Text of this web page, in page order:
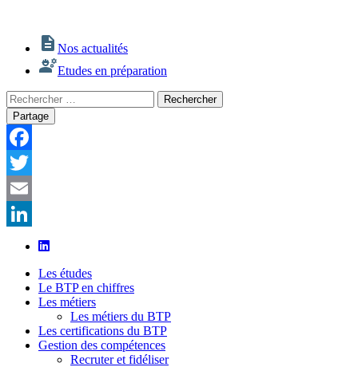
Nos actualités
Etudes en préparation
Rechercher
:
Rechercher
Partage
Facebook
Twitter
Email
LinkedIn
Les études
Le BTP en chiffres
Les métiers
Les métiers du BTP
Les certifications du BTP
Gestion des compétences
Recruter et fidéliser